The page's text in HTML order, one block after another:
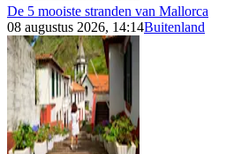
De 5 mooiste stranden van Mallorca
08 augustus 2026, 14:14Buitenland